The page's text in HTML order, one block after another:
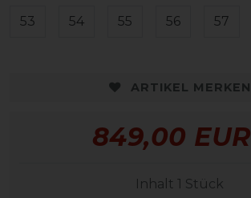
53 54 55 56 57
ARTIKEL MERKEN
849,00 EUR
Inhalt 1 Stück